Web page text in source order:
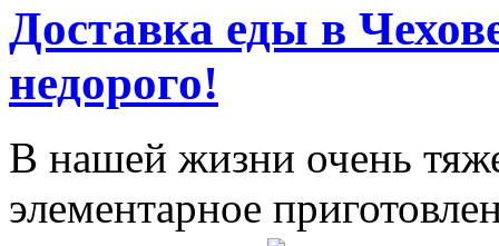
Доставка еды в
недорого!
В нашей жизни очень
элементарное